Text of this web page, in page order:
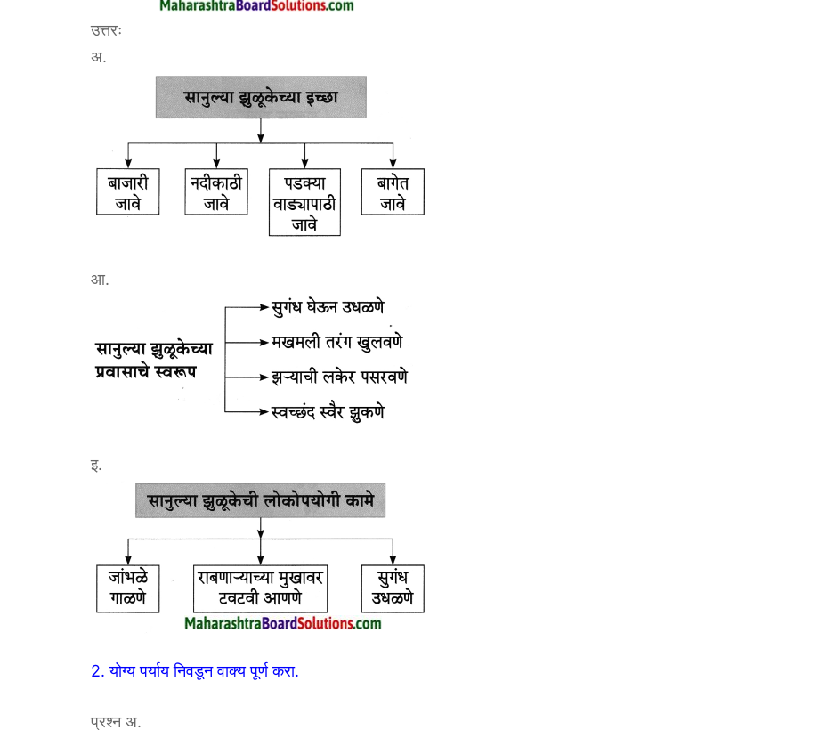
उत्तरः
अ.
आ.
इ.
2. योग्य पर्याय निवडून वाक्य पूर्ण करा.
प्रश्न अ.